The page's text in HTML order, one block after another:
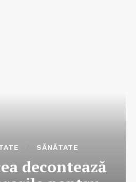
SĂNĂTATE
decontează